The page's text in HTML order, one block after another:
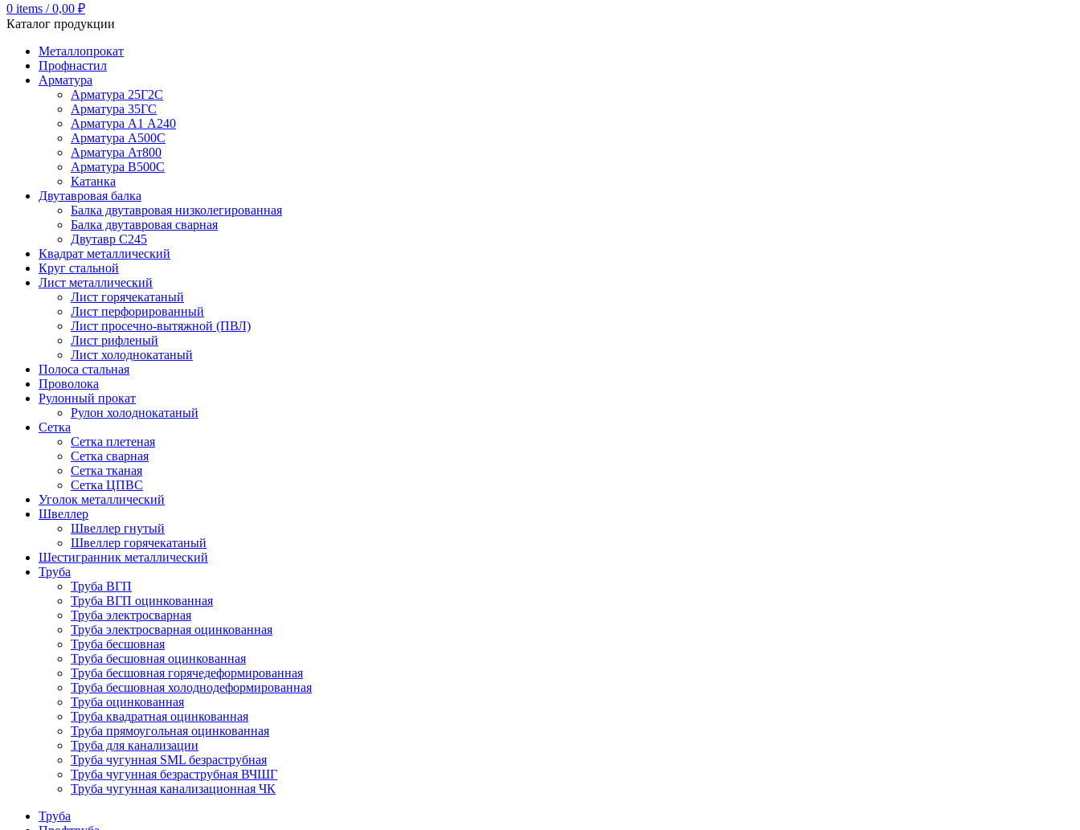
0 items / 0,00 ₽
Каталог продукции
Металлопрокат
Профнастил
Арматура
Арматура 25Г2С
Арматура 35ГС
Арматура А1 А240
Арматура А500С
Арматура Ат800
Арматура В500С
Катанка
Двутавровая балка
Балка двутавровая низколегированная
Балка двутавровая сварная
Двутавр С245
Квадрат металлический
Круг стальной
Лист металлический
Лист горячекатаный
Лист перфорированный
Лист просечно-вытяжной (ПВЛ)
Лист рифленый
Лист холоднокатаный
Полоса стальная
Проволока
Рулонный прокат
Рулон холоднокатаный
Сетка
Сетка плетеная
Сетка сварная
Сетка тканая
Сетка ЦПВС
Уголок металлический
Швеллер
Швеллер гнутый
Швеллер горячекатаный
Шестигранник металлический
Труба
Труба ВГП
Труба ВГП оцинкованная
Труба электросварная
Труба электросварная оцинкованная
Труба бесшовная
Труба бесшовная оцинкованная
Труба бесшовная горячедеформированная
Труба бесшовная холоднодеформированная
Труба оцинкованная
Труба квадратная оцинкованная
Труба прямоугольная оцинкованная
Труба для канализации
Труба чугунная SML безраструбная
Труба чугунная безраструбная ВЧШГ
Труба чугунная канализационная ЧК
Труба